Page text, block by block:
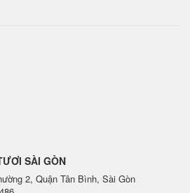
SÀI GÒN
2, Quận Tân Bình, Sài Gòn